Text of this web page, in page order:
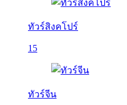
ทัวร์สิงคโปร์
15
ทัวร์จีน